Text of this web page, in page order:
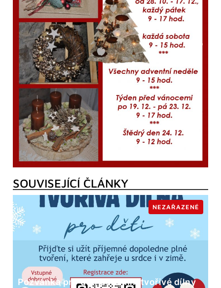
SOUVISEJÍCÍ ČLÁNKY
Pozvánka pro děti do Zimní tvořivé dílny
NEZAŘAZENÉ